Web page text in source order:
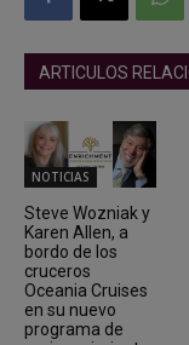
ARTICULOS
NOTICIAS
Steve Wozniak y
Karen Allen, a
bordo de los
cruceros
Oceania Cruises
en su nuevo
programa de